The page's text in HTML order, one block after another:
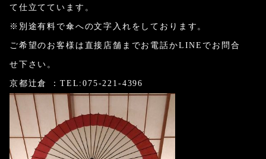
て仕立てています。
※別途有料で傘への文字入れをしております。
ご希望のお客様は直接店舗までお電話かLINEでお問合
せ下さい。
京都辻倉 ：TEL:075-221-4396